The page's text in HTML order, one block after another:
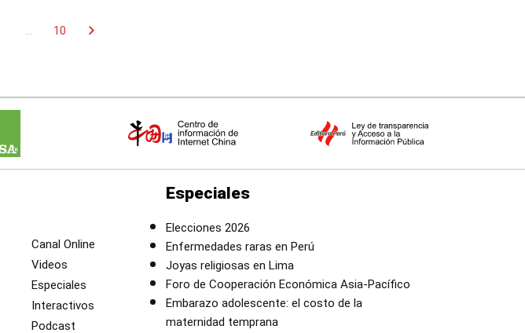
10 chevron_right
Canal Online
Videos
Especiales
Interactivos
Podcast
Especiales
Elecciones 2026
Enfermedades raras en Perú
Joyas religiosas en Lima
Foro de Cooperación Económica Asia-Pacífico
Embarazo adolescente: el costo de la
maternidad temprana